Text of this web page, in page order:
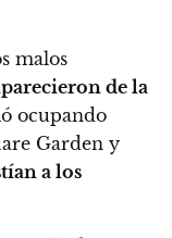
malos
de la
ocupando
Garden y
a los